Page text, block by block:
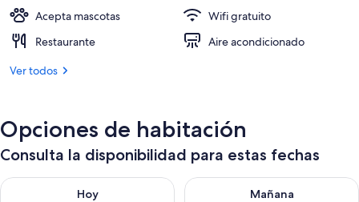
Acepta mascotas
Wifi gratuito
Restaurante
Aire acondicionado
Ver todos
Opciones de habitación
Consulta la disponibilidad para estas fechas
Hoy
Consulta la disponibilidad para hoy ago 7 - ago 8
Mañana
Consulta la disponibilidad